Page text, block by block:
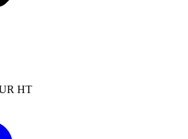
HT